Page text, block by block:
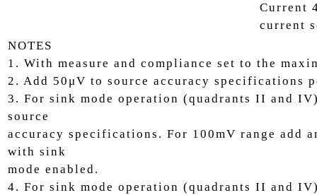
Current
current
NOTES
1. With measure and compliance set to the
2. Add 50μV to source accuracy specifications
3. For sink mode operation (quadrants II and
source
accuracy specifications. For 100mV range
with sink
mode enabled.
4. For sink mode operation (quadrants II and